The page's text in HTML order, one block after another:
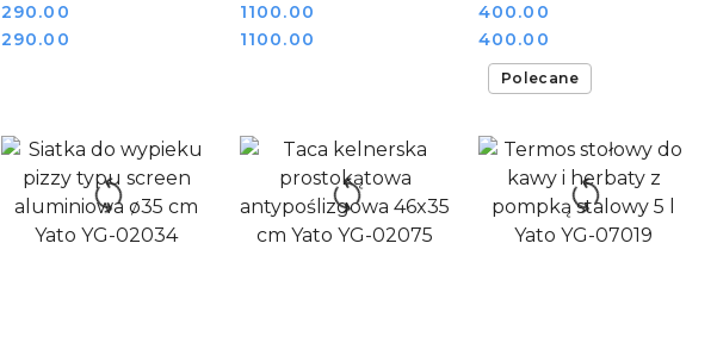
Yato YG-04324
Cena:
290.00
Cena:
290.00
04640
Cena:
1100.00
Cena:
1100.00
Cena:
400.00
Cena:
400.00
Polecane